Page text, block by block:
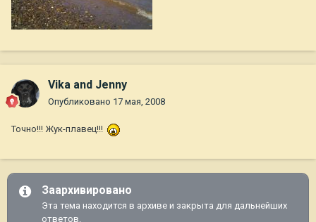
Vika and Jenny
Опубликовано 17 мая, 2008
Точно!!! Жук-плавец!!!
Заархивировано
Эта тема находится в архиве и закрыта для дальнейших
ответов.